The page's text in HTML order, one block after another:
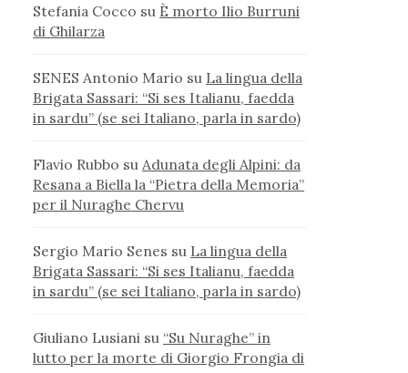
Stefania Cocco su È morto Ilio Burruni
di Ghilarza
SENES Antonio Mario su La lingua della
Brigata Sassari: “Si ses Italianu, faedda
in sardu” (se sei Italiano, parla in sardo)
Flavio Rubbo su Adunata degli Alpini: da
Resana a Biella la “Pietra della Memoria”
per il Nuraghe Chervu
Sergio Mario Senes su La lingua della
Brigata Sassari: “Si ses Italianu, faedda
in sardu” (se sei Italiano, parla in sardo)
Giuliano Lusiani su “Su Nuraghe” in
lutto per la morte di Giorgio Frongia di